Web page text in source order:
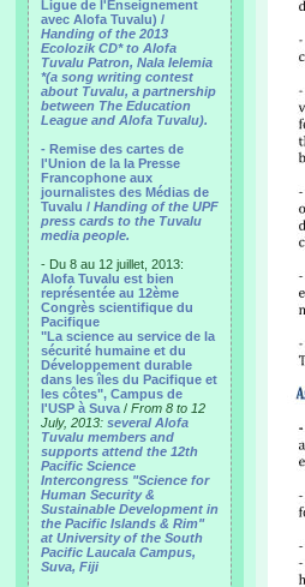
Ligue de l'Enseignement
avec Alofa Tuvalu) /
Handing of the 2013
Ecolozik CD* to Alofa
Tuvalu Patron, Nala Ielemia
*(a song writing contest
about Tuvalu, a partnership
between The Education
League and Alofa Tuvalu).
- Remise des cartes de
l'Union de la la Presse
Francophone aux
journalistes des Médias de
Tuvalu / Handing of the UPF
press cards to the Tuvalu
media people.
- Du 8 au 12 juillet, 2013:
Alofa Tuvalu est bien
représentée au 12ème
Congrès scientifique du
Pacifique
"La science au service de la
sécurité humaine et du
Développement durable
dans les îles du Pacifique et
les côtes", Campus de
l'USP à Suva / From 8 to 12
July, 2013: several Alofa
Tuvalu members and
supports attend the 12th
Pacific Science
Intercongress "Science for
Human Security &
Sustainable Development in
the Pacific Islands & Rim"
at University of the South
Pacific Laucala Campus,
Suva, Fiji